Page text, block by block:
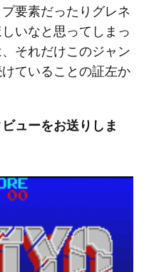
要素だったりグレネ
いなと思ってしまっ
それだけこのジャン
ていることの証左か
ューをお送りしま